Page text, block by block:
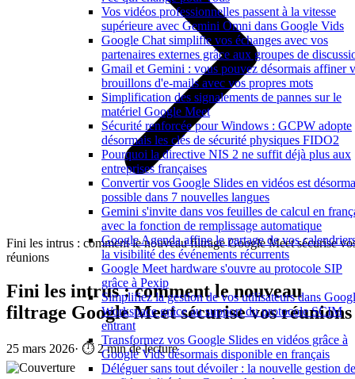
Vos vidéos professionnelles passent à la vitesse
supérieure avec Gemini Omni dans Google Vids
Google Chat simplifie vos échanges avec vos
partenaires externes grâce aux groupes de
Gmail et Gemini : vous pouvez désormais affiner
brouillons d'e-mails avec vos propres mots
Simplification des signalements de pannes sur le
matériel Google Meet
Sécurité renforcée pour Windows : GCPW adopte
désormais les clés de sécurité physiques FIDO2
Pourquoi la directive NIS 2 ne suffit déjà plus aux
entreprises françaises
Convertir vos Google Slides en vidéos est
possible dans 7 nouvelles langues
Gemini s'invite dans vos feuilles de calcul en
avec la fonction de remplissage automatique
Google Agenda affine le partage de vos
la visibilité des événements récurrents
Google Meet hardware s'ouvre au protocole SIP
grâce à Pexip
Simplifiez la gestion de vos utilisateurs dans
Workspace grâce au support du protocole SCIM
entrant
Transformez vos Google Slides en vidéos grâce à
Google Vids désormais disponible en français
Déléguer sans tout dévoiler : la nouvelle gestion
Fini les intrus : comment le nouveau filtrage Google Meet sécurise
réunions
Fini les intrus : comment le nouveau
filtrage Google Meet sécurise vos réunions
25 mars 2026· ⏱️ 2 min de lecture